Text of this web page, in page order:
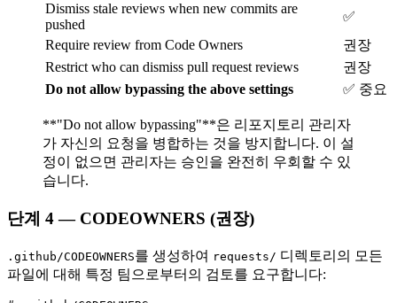
Dismiss stale reviews when new commits are
pushed
✅
Require review from Code Owners
권장
Restrict who can dismiss pull request reviews
권장
Do not allow bypassing the above settings
✅ 중요
**"Do not allow bypassing"**은 리포지토리 관리자
가 자신의 요청을 병합하는 것을 방지합니다. 이 설
정이 없으면 관리자는 승인을 완전히 우회할 수 있
습니다.
단계 4 — CODEOWNERS (권장)
.github/CODEOWNERS를 생성하여 requests/ 디렉토리의 모든
파일에 대해 특정 팀으로부터의 검토를 요구합니다: